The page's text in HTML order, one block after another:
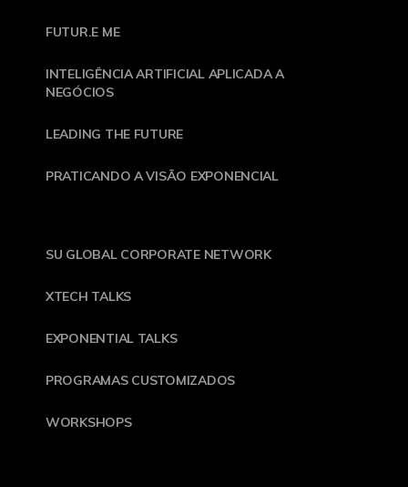
FUTUR.E ME
INTELIGÊNCIA ARTIFICIAL APLICADA A
NEGÓCIOS
LEADING THE FUTURE
PRATICANDO A VISÃO EXPONENCIAL
SU GLOBAL CORPORATE NETWORK
XTECH TALKS
EXPONENTIAL TALKS
PROGRAMAS CUSTOMIZADOS
WORKSHOPS